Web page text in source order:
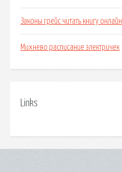
Законы грейс читать книгу онлайн
Михнево расписание электричек
Links